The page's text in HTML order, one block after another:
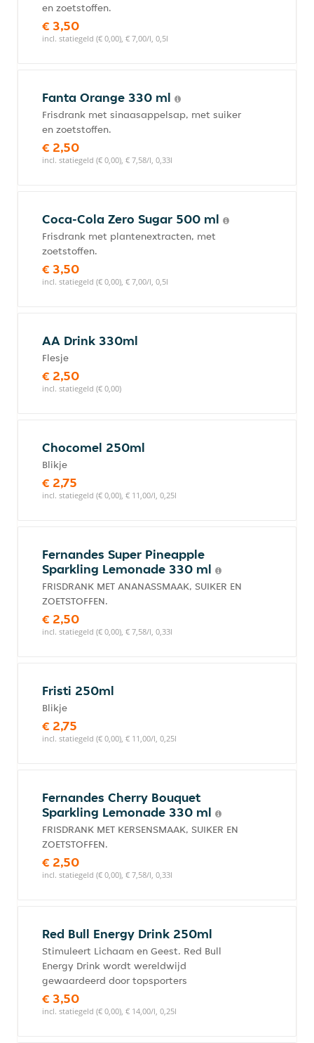
en zoetstoffen.
€ 3,50
incl. statiegeld (€ 0,00), € 7,00/l, 0,5l
Fanta Orange 330 ml
Frisdrank met sinaasappelsap, met suiker
en zoetstoffen.
€ 2,50
incl. statiegeld (€ 0,00), € 7,58/l, 0,33l
Coca-Cola Zero Sugar 500 ml
Frisdrank met plantenextracten, met
zoetstoffen.
€ 3,50
incl. statiegeld (€ 0,00), € 7,00/l, 0,5l
AA Drink 330ml
Flesje
€ 2,50
incl. statiegeld (€ 0,00)
Chocomel 250ml
Blikje
€ 2,75
incl. statiegeld (€ 0,00), € 11,00/l, 0,25l
Fernandes Super Pineapple
Sparkling Lemonade 330 ml
FRISDRANK MET ANANASSMAAK, SUIKER EN
ZOETSTOFFEN.
€ 2,50
incl. statiegeld (€ 0,00), € 7,58/l, 0,33l
Fristi 250ml
Blikje
€ 2,75
incl. statiegeld (€ 0,00), € 11,00/l, 0,25l
Fernandes Cherry Bouquet
Sparkling Lemonade 330 ml
FRISDRANK MET KERSENSMAAK, SUIKER EN
ZOETSTOFFEN.
€ 2,50
incl. statiegeld (€ 0,00), € 7,58/l, 0,33l
Red Bull Energy Drink 250ml
Stimuleert Lichaam en Geest. Red Bull
Energy Drink wordt wereldwijd
gewaardeerd door topsporters
€ 3,50
incl. statiegeld (€ 0,00), € 14,00/l, 0,25l